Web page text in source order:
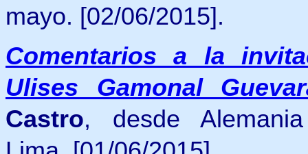
mayo. [02/06/2015].
Comentarios a la
Ulises Gamonal
Castro, desde